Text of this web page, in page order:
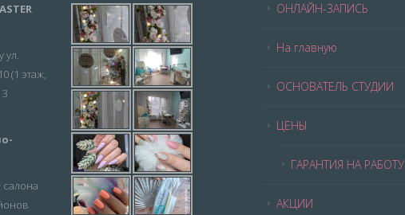
ул.
(1 этаж,
ОНЛАЙН-ЗАПИСЬ
На главную
ОСНОВАТЕЛЬ СТУДИИ
ЦЕНЫ
ГАРАНТИЯ НА РАБОТУ
АКЦИИ